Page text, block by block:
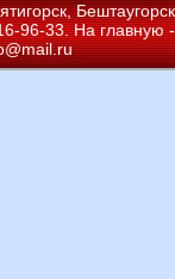
96-33. На главную -